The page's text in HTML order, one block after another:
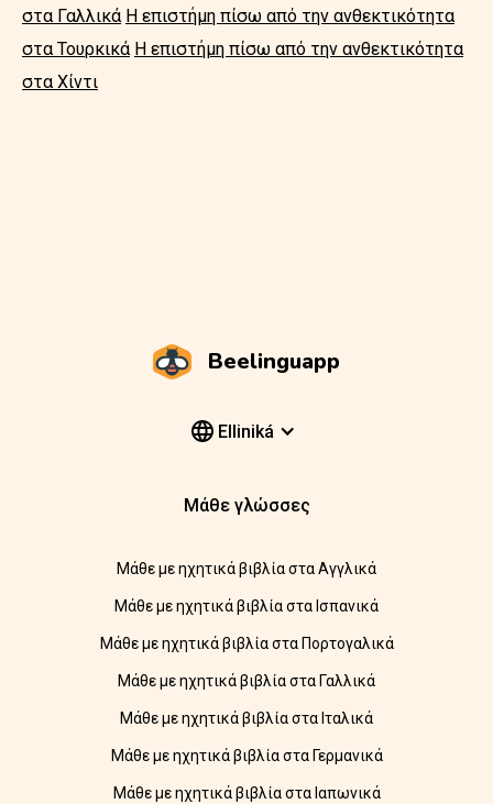
στα Γαλλικά Η επιστήμη πίσω από την ανθεκτικότητα
στα Τουρκικά Η επιστήμη πίσω από την ανθεκτικότητα
στα Χίντι
Beelinguapp
Elliniká
Μάθε γλώσσες
Μάθε με ηχητικά βιβλία στα Αγγλικά
Μάθε με ηχητικά βιβλία στα Ισπανικά
Μάθε με ηχητικά βιβλία στα Πορτογαλικά
Μάθε με ηχητικά βιβλία στα Γαλλικά
Μάθε με ηχητικά βιβλία στα Ιταλικά
Μάθε με ηχητικά βιβλία στα Γερμανικά
Μάθε με ηχητικά βιβλία στα Ιαπωνικά